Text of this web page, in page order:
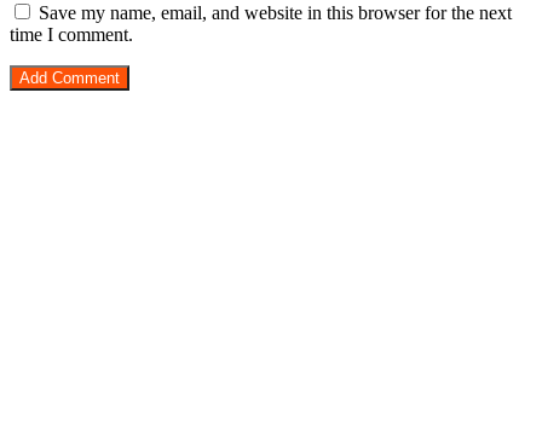
Save my name, email, and website in this browser for the next
time I comment.